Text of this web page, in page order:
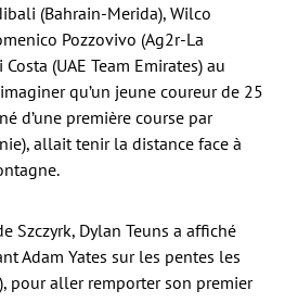
(Bahrain-Merida), Wilco
Pozzovivo (Ag2r-La
(UAE Team Emirates) au
qu’un jeune coureur de 25
d’une première course par
allait tenir la distance face à
Szczyrk, Dylan Teuns a affiché
Adam Yates sur les pentes les
pour aller remporter son premier